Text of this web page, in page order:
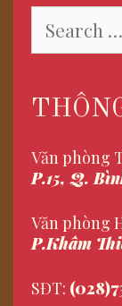
for:
Văn phòng
P.15, Q.
Văn phòng
P.Khâm
SĐT: